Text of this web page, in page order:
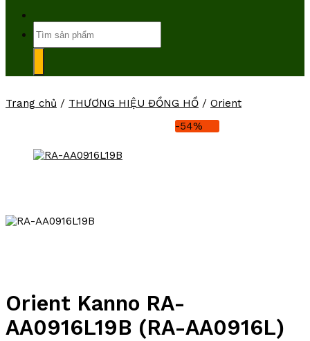
kiếm:
Trang chủ / THƯƠNG HIỆU ĐỒNG HỒ / Orient
-54%
Orient Kanno RA-
AA0916L19B (RA-AA0916L)